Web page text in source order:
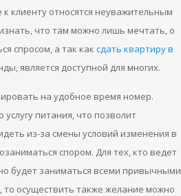
клиенту относятся неуважительным
что там можно лишь мечтать, о
спросом, а так как сдать квартиру в
является доступной для многих.
на удобное время номер.
питания, что позволит
из-за смены условий изменения в
спором. Для тех, кто ведет
будет заниматься всеми привычными
то осуществить также желание можно